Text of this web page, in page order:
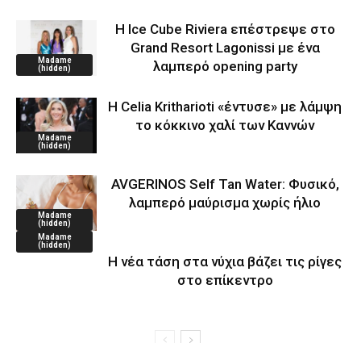
Madame
(hidden)
Η Ice Cube Riviera επέστρεψε στο
Grand Resort Lagonissi με ένα
λαμπερό opening party
Madame
(hidden)
Η Celia Kritharioti «έντυσε» με λάμψη
το κόκκινο χαλί των Καννών
Madame
(hidden)
AVGERINOS Self Tan Water: Φυσικό,
λαμπερό μαύρισμα χωρίς ήλιο
Madame
(hidden)
Η νέα τάση στα νύχια βάζει τις ρίγες
στο επίκεντρο